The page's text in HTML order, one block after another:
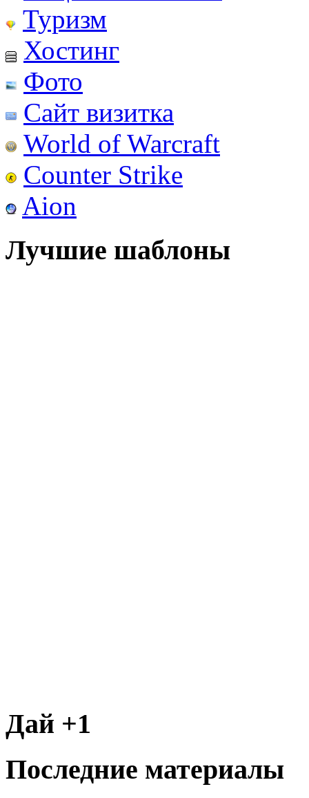
Туризм
Хостинг
Фото
Сайт визитка
World of Warcraft
Counter Strike
Aion
Лучшие шаблоны
Дай +1
Последние материалы